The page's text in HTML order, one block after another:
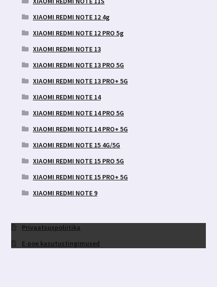
XIAOMI REDMI NOTE 12 4g
XIAOMI REDMI NOTE 12 PRO 5g
XIAOMI REDMI NOTE 13
XIAOMI REDMI NOTE 13 PRO 5G
XIAOMI REDMI NOTE 13 PRO+ 5G
XIAOMI REDMI NOTE 14
XIAOMI REDMI NOTE 14 PRO 5G
XIAOMI REDMI NOTE 14 PRO+ 5G
XIAOMI REDMI NOTE 15 4G/5G
XIAOMI REDMI NOTE 15 PRO 5G
XIAOMI REDMI NOTE 15 PRO+ 5G
XIAOMI REDMI NOTE 9
Privaatsuspoliitika
E-poe kasutustingimused